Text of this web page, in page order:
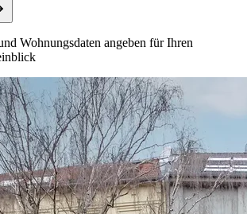
Wohnungsdaten angeben für Ihren